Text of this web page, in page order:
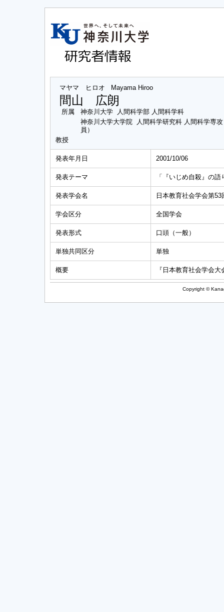
マヤマ ヒロオ Mayama Hiroo
間山 広朗
所属
神奈川大学 人間科学部 人間科学科
神奈川大学大学院 人間科学研究科 人間科学専
員）
教授
発表年月日 2001/10/06
発表テーマ 「『いじめ自殺』の
発表学会名 日本教育社会学会第
学会区分 全国学会
発表形式 口頭（一般）
単独共同区分 単独
概要 『日本教育社会学会
Copyright ©